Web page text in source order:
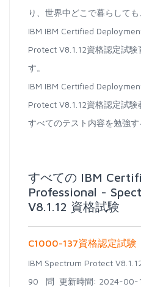
り、世界中どこで暮らして
IBM IBM Certified
Protect V8.1.12資格認定試
す。
IBM IBM Certified
Protect V8.1.12資格認定試験
すべてのテスト内容を勉強す
すべての IBM
Professional -
V8.1.12 資格試験
C1000-137資格認定試験
IBM Spectrum Protect
90 問 更新時間: 2024-00-